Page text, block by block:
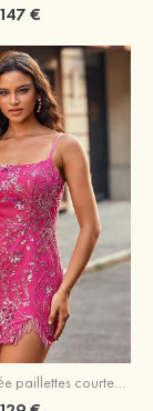
147 €
Fourreau carrée paillettes courte/mini robe de fête de la rentrée